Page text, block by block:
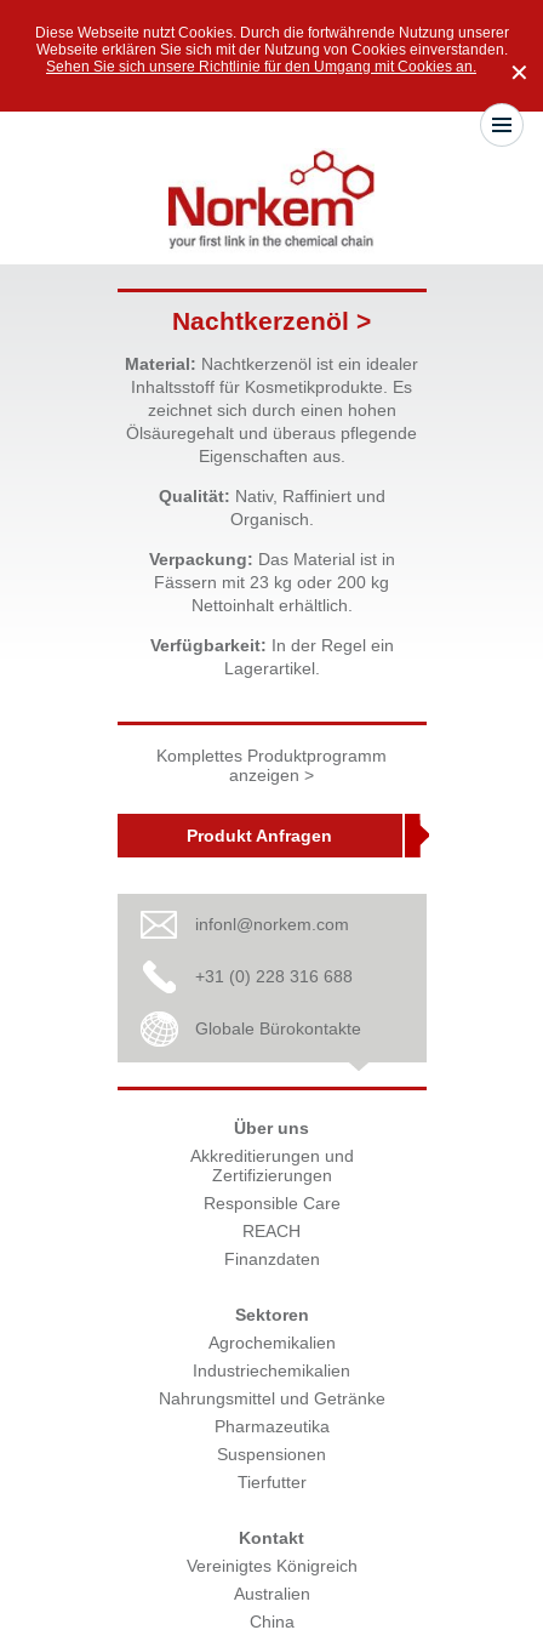
Diese Webseite nutzt Cookies. Durch die fortwährende Nutzung unserer
Webseite erklären Sie sich mit der Nutzung von Cookies einverstanden.
Sehen Sie sich unsere Richtlinie für den Umgang mit Cookies an.
✕
Nachtkerzenöl >
Material: Nachtkerzenöl ist ein idealer
Inhaltsstoff für Kosmetikprodukte. Es
zeichnet sich durch einen hohen
Ölsäuregehalt und überaus pflegende
Eigenschaften aus.
Qualität: Nativ, Raffiniert und
Organisch.
Verpackung: Das Material ist in
Fässern mit 23 kg oder 200 kg
Nettoinhalt erhältlich.
Verfügbarkeit: In der Regel ein
Lagerartikel.
Komplettes Produktprogramm
anzeigen >
Produkt Anfragen
infonl@norkem.com
+31 (0) 228 316 688
Globale Bürokontakte
Über uns
Akkreditierungen und
Zertifizierungen
Responsible Care
REACH
Finanzdaten
Sektoren
Agrochemikalien
Industriechemikalien
Nahrungsmittel und Getränke
Pharmazeutika
Suspensionen
Tierfutter
Kontakt
Vereinigtes Königreich
Australien
China